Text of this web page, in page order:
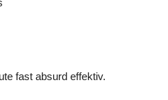
fast absurd effektiv.